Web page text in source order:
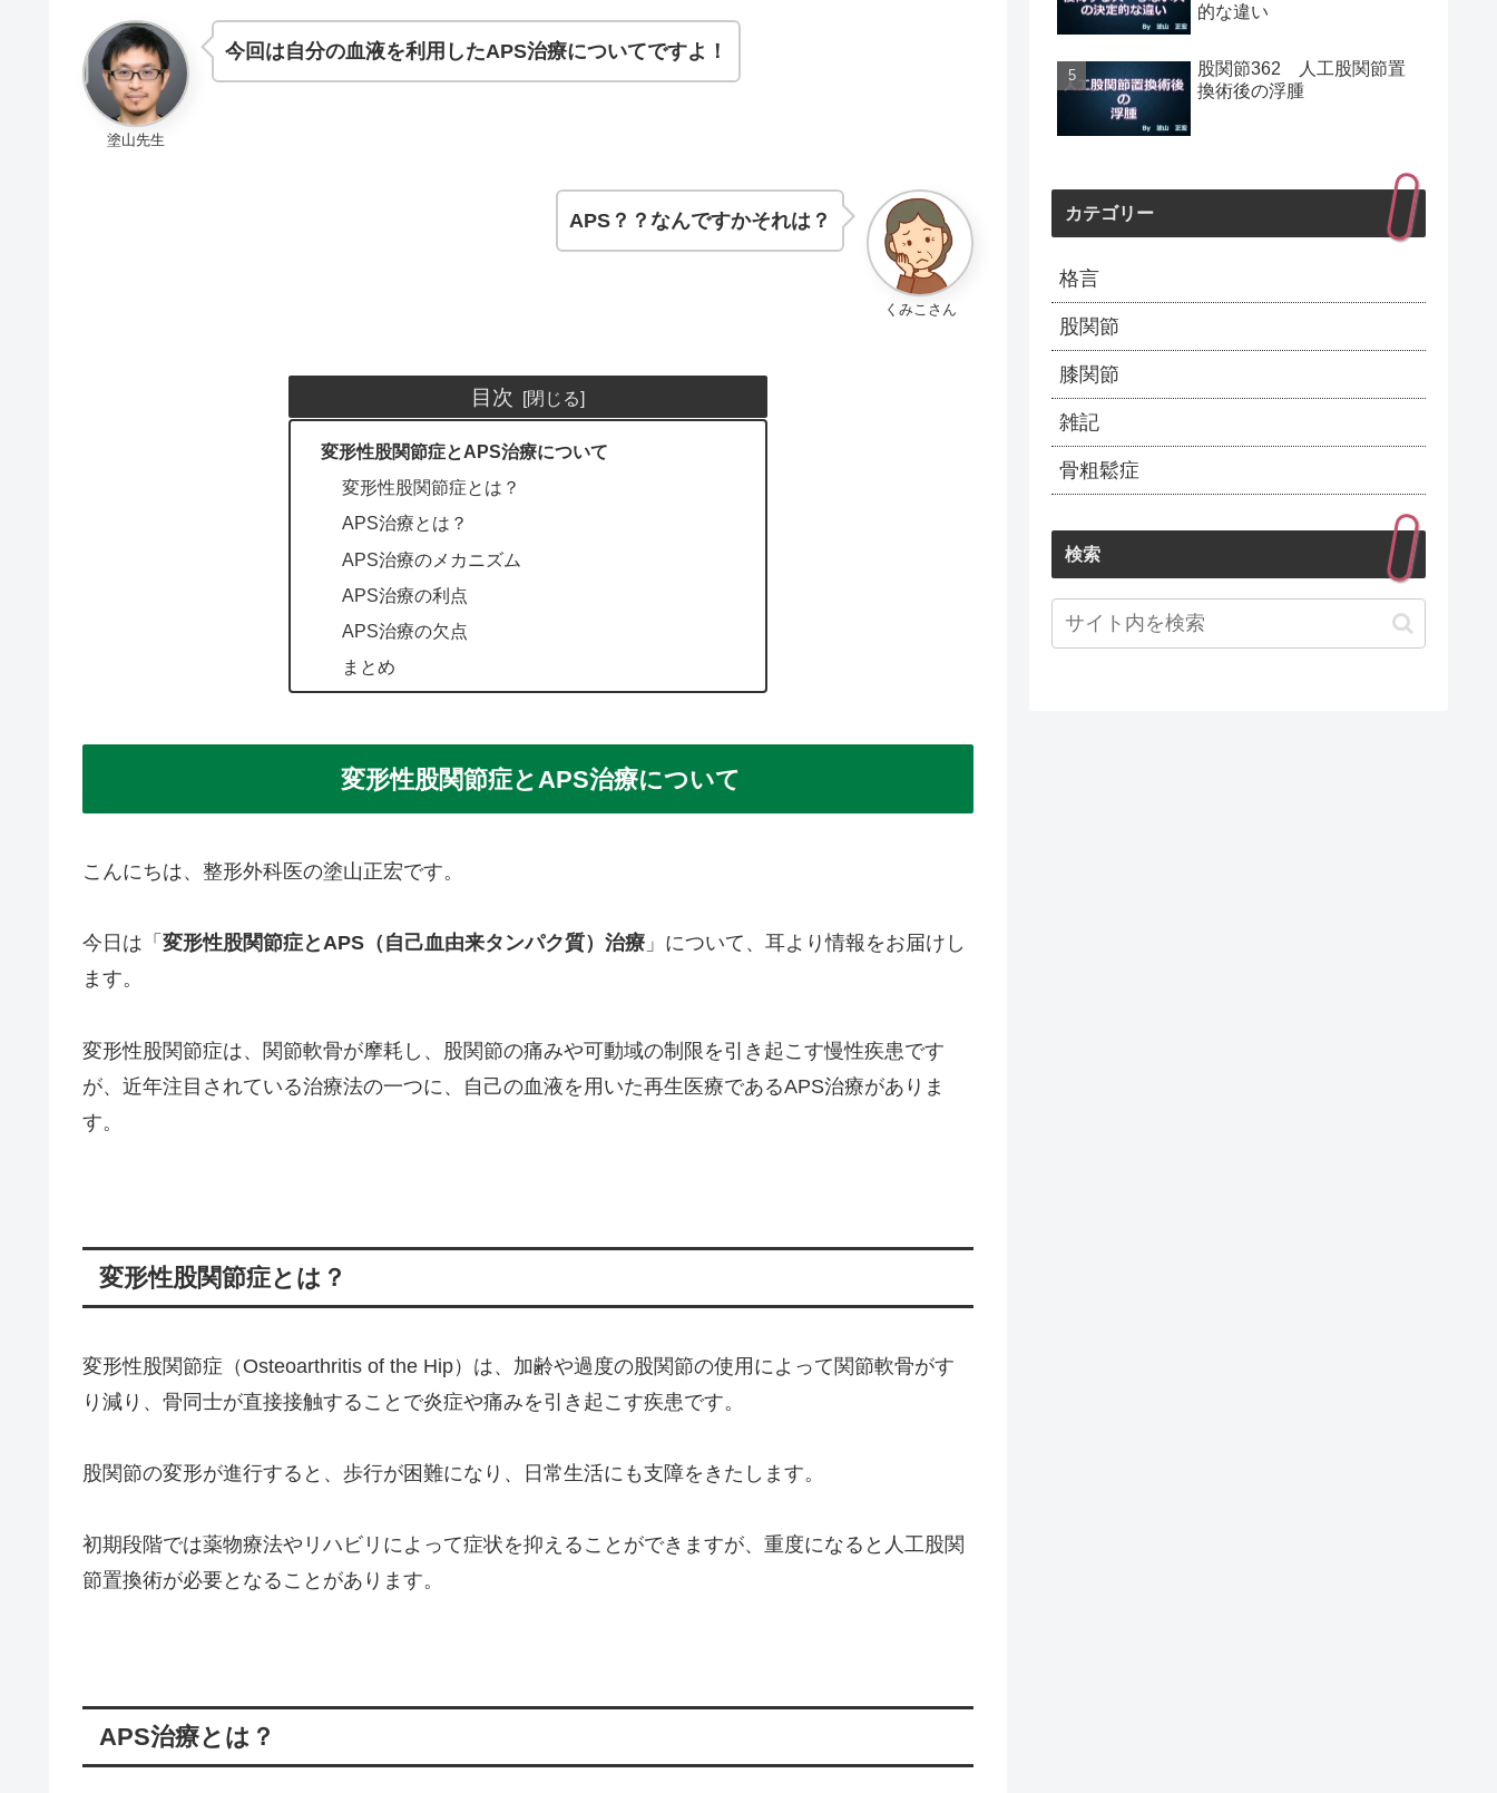
塗山先生
今回は自分の血液を利用したAPS治療についてですよ！
くみこさん
APS？？なんですかそれは？
目次
変形性股関節症とAPS治療について
変形性股関節症とは？
APS治療とは？
APS治療のメカニズム
APS治療の利点
APS治療の欠点
まとめ
変形性股関節症とAPS治療について
こんにちは、整形外科医の塗山正宏です。
今日は「 変形性股関節症とAPS（自己血由来タンパク質）治療 」について、耳より情報をお届けし
ます。
変形性股関節症は、関節軟骨が摩耗し、股関節の痛みや可動域の制限を引き起こす慢性疾患です
が、近年注目されている治療法の一つに、自己の血液を用いた再生医療であるAPS治療がありま
す。
変形性股関節症とは？
変形性股関節症（Osteoarthritis of the Hip）は、加齢や過度の股関節の使用によって関節軟骨がす
り減り、骨同士が直接接触することで炎症や痛みを引き起こす疾患です。
股関節の変形が進行すると、歩行が困難になり、日常生活にも支障をきたします。
初期段階では薬物療法やリハビリによって症状を抑えることができますが、重度になると人工股関
節置換術が必要となることがあります。
APS治療とは？
的な違い
股関節362 人工股関節置
換術後の浮腫
カテゴリー
格言
股関節
膝関節
雑記
骨粗鬆症
検索